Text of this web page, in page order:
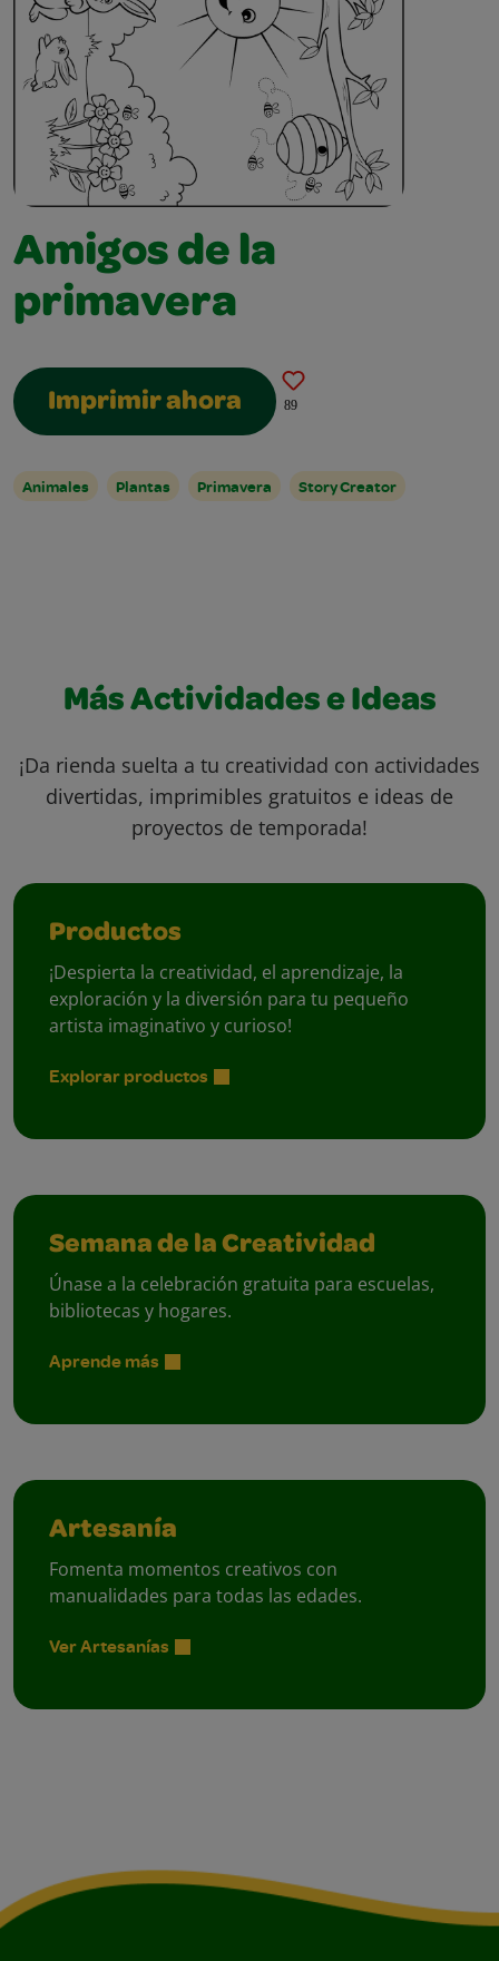
Amigos de la
primavera
Imprimir ahora 89
Animales Plantas Primavera Story Creator
Más Actividades e Ideas
¡Da rienda suelta a tu creatividad con actividades
divertidas, imprimibles gratuitos e ideas de
proyectos de temporada!
Productos
¡Despierta la creatividad, el aprendizaje, la
exploración y la diversión para tu pequeño
artista imaginativo y curioso!
Explorar productos
Semana de la Creatividad
Únase a la celebración gratuita para escuelas,
bibliotecas y hogares.
Aprende más
Artesanía
Fomenta momentos creativos con
manualidades para todas las edades.
Ver Artesanías